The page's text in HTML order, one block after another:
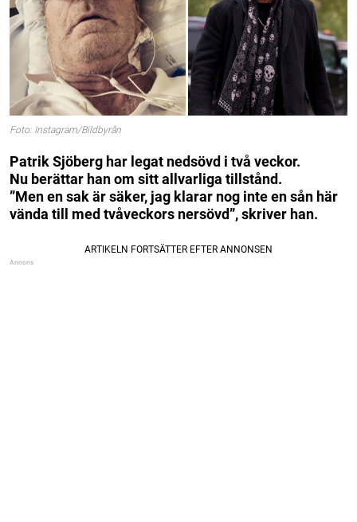
Foto: Instagram/Bildbyrån
Patrik Sjöberg har legat nedsövd i två veckor.
Nu berättar han om sitt allvarliga tillstånd.
”Men en sak är säker, jag klarar nog inte en sån här
vända till med tvåveckors nersövd”, skriver han.